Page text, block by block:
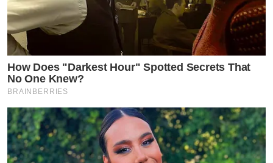
How Does "Darkest Hour" Spotted Secrets That
No One Knew?
BRAINBERRIES